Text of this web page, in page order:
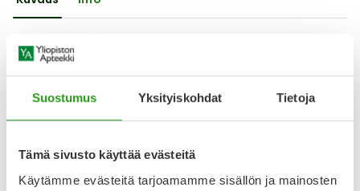
Suostumus Yksityiskohdat Tietoja
Tämä sivusto käyttää evästeitä
Käytämme evästeitä tarjoamamme sisällön ja mainosten
ifosfamidi
Lääkettä käytetään mm. keuhkosyövän ja kivessyövän
sekä eräiden muiden syöpäsairauksien hoitoon.
Annostus